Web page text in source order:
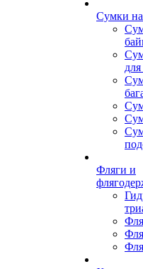
Сумки
Фляги и